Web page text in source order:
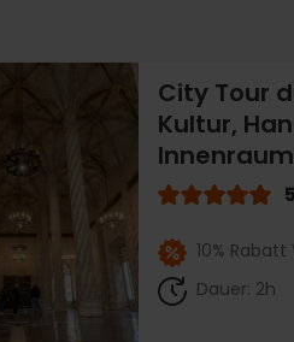
City Tour
Kultur,
5
10%
Dauer: 2h